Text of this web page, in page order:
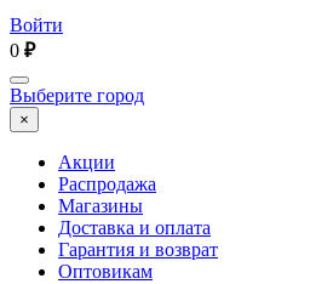
Войти
0 ₽
Выберите город
×
Акции
Распродажа
Магазины
Доставка и оплата
Гарантия и возврат
Оптовикам